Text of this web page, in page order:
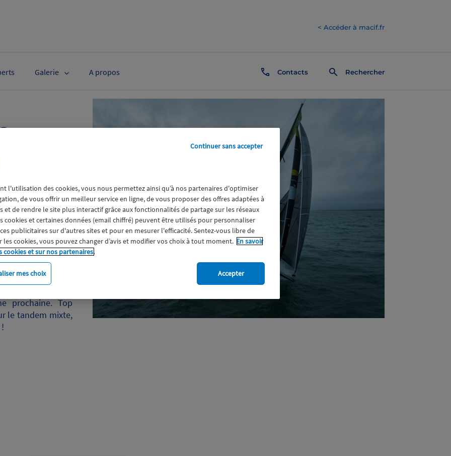
< Accéder à macif.fr
Contacts Rechercher
Galerie A propos
Yven,
rodé
en double, les
fonds de cirés
BPGO 2024
programme : 800
en Manche et
rythmés par le
qui pourrait se
prochaine. Top
le tandem mixte,
l'utilisation des cookies, vous nous permettez ainsi qu’à nos partenaires d'optimiser
de vous offrir un meilleur service en ligne, de vous proposer des offres adaptées à
et de rendre le site plus interactif grâce aux fonctionnalités de partage sur les réseaux
cookies et certaines données (email chiffré) peuvent être utilisés pour personnaliser
publicitaires sur d'autres sites et pour en mesurer l'efficacité. Sentez-vous libre de
les cookies, vous pouvez changer d’avis et modifier vos choix à tout moment. En savoir
cookies et sur nos partenaires.
mes choix
Continuer sans accepter
Accepter